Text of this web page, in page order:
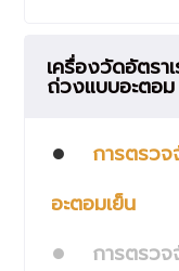
เครื่องวัดอัตรา
ถ่วงแบบอะตอม
การตรว
อะตอมเย็น
การตรวจ